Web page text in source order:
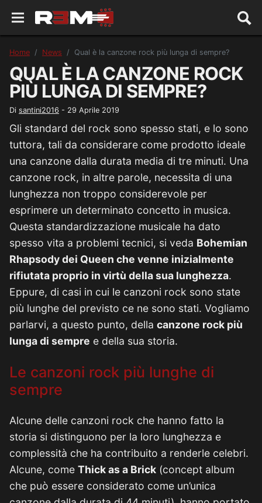
Home News Qual è la canzone rock più lunga di sempre?
QUAL È LA CANZONE ROCK
PIÙ LUNGA DI SEMPRE?
Di santini2016 - 29 Aprile 2019
Gli standard del rock sono spesso stati, e lo sono
tuttora, tali da considerare come prodotto ideale
una canzone dalla durata media di tre minuti. Una
canzone rock, in altre parole, necessita di una
lunghezza non troppo considerevole per
esprimere un determinato concetto in musica.
Questa standardizzazione musicale ha dato
spesso vita a problemi tecnici, si veda Bohemian
Rhapsody dei Queen che venne inizialmente
rifiutata proprio in virtù della sua lunghezza.
Eppure, di casi in cui le canzoni rock sono state
più lunghe del previsto ce ne sono stati. Vogliamo
parlarvi, a questo punto, della canzone rock più
lunga di sempre e della sua storia.
Le canzoni rock più lunghe di
sempre
Alcune delle canzoni rock che hanno fatto la
storia si distinguono per la loro lunghezza e
complessità che ha contribuito a renderle celebri.
Alcune, come Thick as a Brick (concept album
che può essere considerato come un’unica